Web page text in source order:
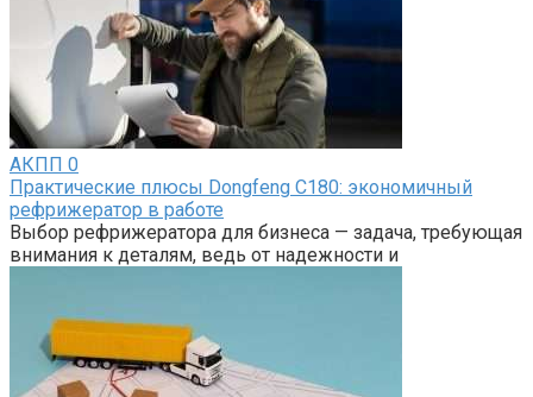
АКПП 0
Практические плюсы Dongfeng C180: экономичный
рефрижератор в работе
Выбор рефрижератора для бизнеса — задача, требующая
внимания к деталям, ведь от надежности и